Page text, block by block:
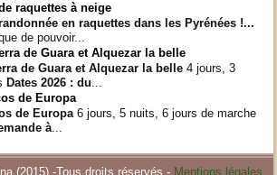
raquettes à neige
en raquettes dans les Pyrénées !...
de pouvoir...
de Guara et Alquezar la belle
de Guara et Alquezar la belle 4 jours, 3
Dates 2026 :du...
de Europa
de Europa6 jours, 5 nuits, 6 jours de marche
à...
(2015) -Tous droits réservés - Mentions légales